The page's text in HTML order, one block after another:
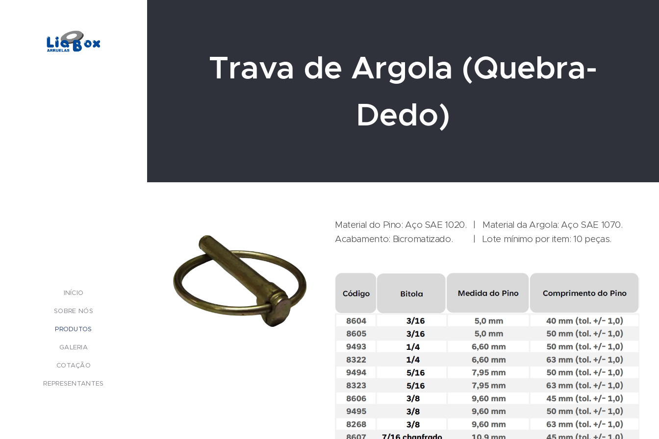
INÍCIO
SOBRE NÓS
PRODUTOS
GALERIA
COTAÇÃO
REPRESENTANTES
Trava de Argola (Quebra-
Dedo)
Material do Pino: Aço SAE 1020. | Material da Argola: Aço SAE 1070.
Acabamento: Bicromatizado. | Lote mínimo por item: 10 peças.